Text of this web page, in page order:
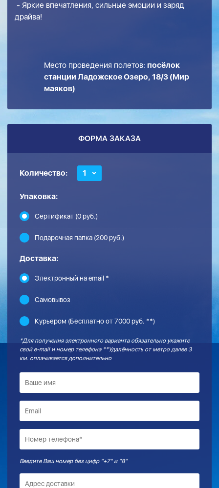
- Яркие впечатления, сильные эмоции и заряд
драйва!
Место проведения полетов: посёлок
станции Ладожское Озеро, 18/3 (Мир
маяков)
ФОРМА ЗАКАЗА
Количество: 1
Упаковка:
Сертификат (0 руб.)
Подарочная папка (200 руб.)
Доставка:
Электронный на email *
Самовывоз
Курьером (Бесплатно от 7000 руб. **)
*Для получения электронного варианта обязательно укажите
свой e-mail и номер телефона **Удалённость от метро далее 3
км. оплачивается дополнительно
Введите Ваш номер без цифр "+7" и "8"